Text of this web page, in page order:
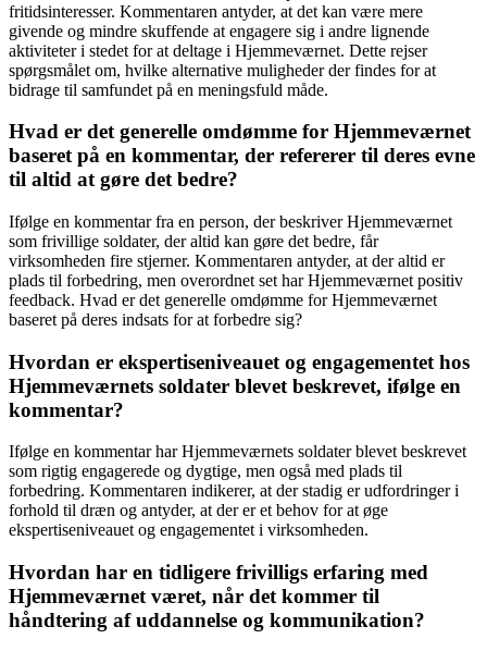
fritidsinteresser. Kommentaren antyder, at det kan være mere
givende og mindre skuffende at engagere sig i andre lignende
aktiviteter i stedet for at deltage i Hjemmeværnet. Dette rejser
spørgsmålet om, hvilke alternative muligheder der findes for at
bidrage til samfundet på en meningsfuld måde.
Hvad er det generelle omdømme for Hjemmeværnet
baseret på en kommentar, der refererer til deres evne
til altid at gøre det bedre?
Ifølge en kommentar fra en person, der beskriver Hjemmeværnet
som frivillige soldater, der altid kan gøre det bedre, får
virksomheden fire stjerner. Kommentaren antyder, at der altid er
plads til forbedring, men overordnet set har Hjemmeværnet positiv
feedback. Hvad er det generelle omdømme for Hjemmeværnet
baseret på deres indsats for at forbedre sig?
Hvordan er ekspertiseniveauet og engagementet hos
Hjemmeværnets soldater blevet beskrevet, ifølge en
kommentar?
Ifølge en kommentar har Hjemmeværnets soldater blevet beskrevet
som rigtig engagerede og dygtige, men også med plads til
forbedring. Kommentaren indikerer, at der stadig er udfordringer i
forhold til dræn og antyder, at der er et behov for at øge
ekspertiseniveauet og engagementet i virksomheden.
Hvordan har en tidligere frivilligs erfaring med
Hjemmeværnet været, når det kommer til
håndtering af uddannelse og kommunikation?